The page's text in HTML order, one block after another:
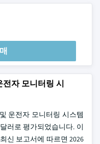
자 모니터링 시
운전자 모니터링 시스템
러로 평가되었습니다. 이
신 보고서에 따르면 2026